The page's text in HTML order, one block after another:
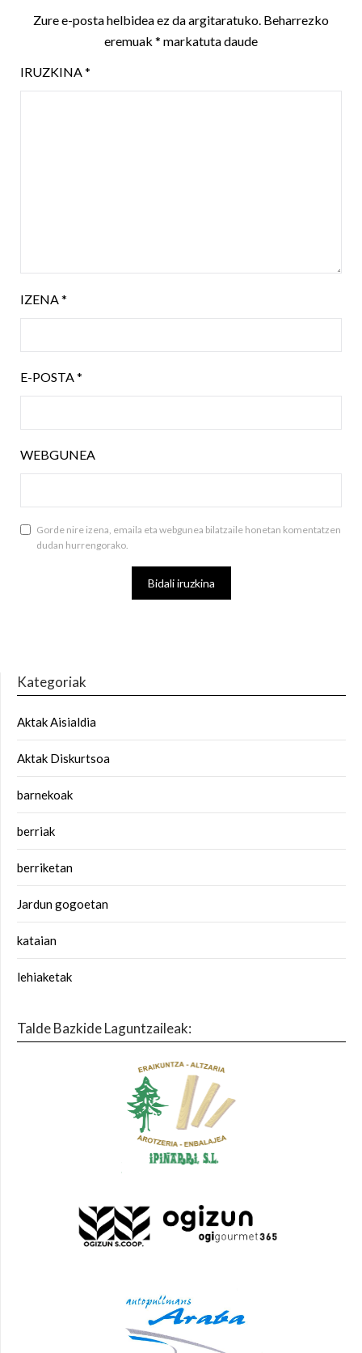
Zure e-posta helbidea ez da argitaratuko. Beharrezko
eremuak * markatuta daude
IRUZKINA*
IZENA*
E-POSTA*
WEBGUNEA
Gorde nire izena, emaila eta webgunea bilatzaile honetan komentatzen
dudan hurrengorako.
Kategoriak
Aktak Aisialdia
Aktak Diskurtsoa
barnekoak
berriak
berriketan
Jardun gogoetan
kataian
lehiaketak
Talde Bazkide Laguntzaileak: